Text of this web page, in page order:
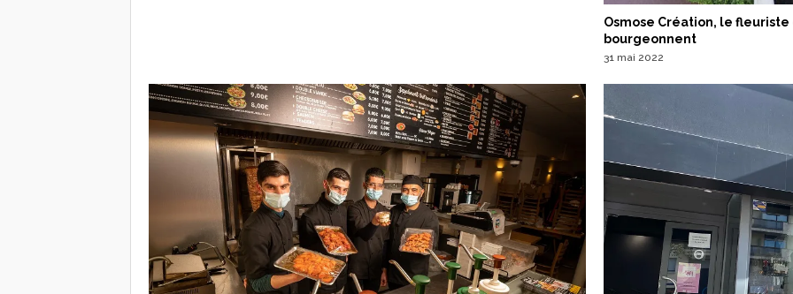
Osmose Création, le
bourgeonnent
31 mai 2022